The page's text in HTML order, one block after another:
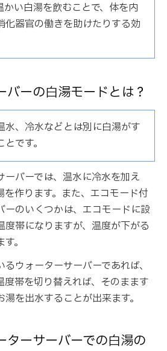
かい白湯を飲むことで、体を内
化器官の働きを助けたりする効
バーの白湯モードとは？
水、冷水などとは別に白湯がす
です。
ーバーでは、温水に冷水を加え
を作ります。また、エコモード付
ーのいくつかは、エコモードに設
度帯になりますが、温度が下がる
。
ウォーターサーバーであれば、
度帯を切り替えれば、そのまます
を出水することが出来ます。
ターサーバーでの白湯の